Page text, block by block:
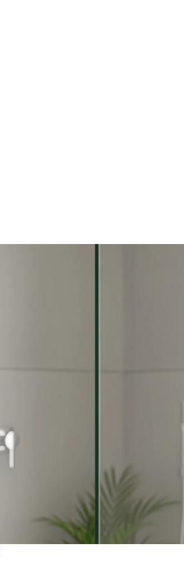
zijwand is
aan bij jouw specifieke
welke oplossing het beste bij jou past.
van compacte